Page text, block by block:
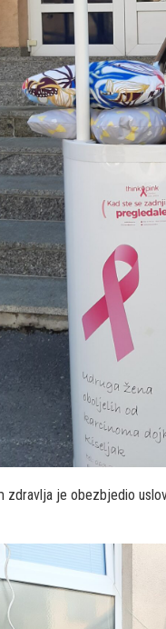
zdravlja je obezbjedio